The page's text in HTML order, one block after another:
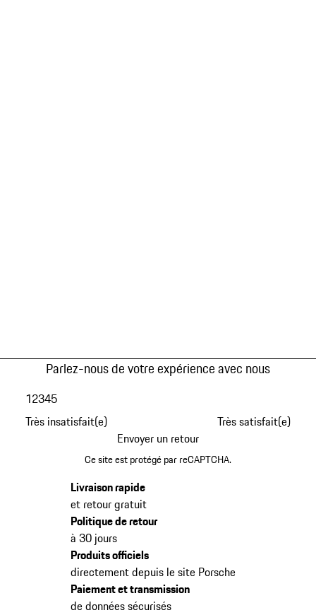
Parlez-nous de votre expérience avec nous
Très insatisfait(e)
12345
Très satisfait(e)
Envoyer un retour
Ce site est protégé par reCAPTCHA.
Livraison rapide
et retour gratuit
Politique de retour
à 30 jours
Produits officiels
directement depuis le site Porsche
Paiement et transmission
de données sécurisés